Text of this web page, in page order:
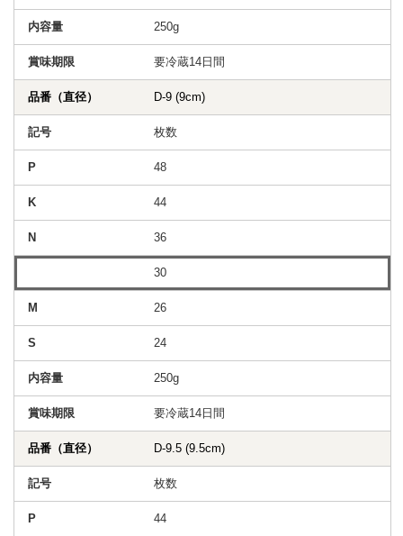
250g
要冷蔵14日間
D-9 (9cm)
枚数
48
44
36
30
26
24
250g
要冷蔵14日間
D-9.5 (9.5cm)
枚数
44